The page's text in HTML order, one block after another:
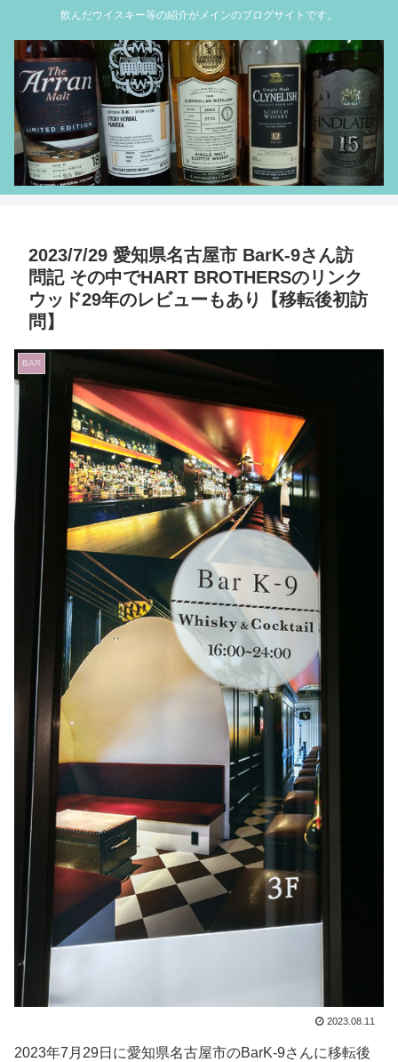
飲んだウイスキー等の紹介がメインのブログサイトです。
2023/7/29 愛知県名古屋市 BarK-9さん訪
問記 その中でHART BROTHERSのリンク
ウッド29年のレビューもあり【移転後初訪
問】
BAR
2023.08.11
2023年7月29日に愛知県名古屋市のBarK-9さんに移転後